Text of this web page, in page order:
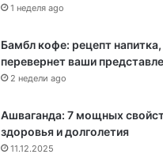
1 неделя ago
Бамбл кофе: рецепт
перевернет ваши
2 недели ago
Ашваганда: 7 мощных
здоровья и долголетия
11.12.2025